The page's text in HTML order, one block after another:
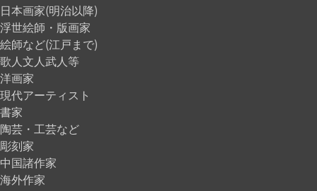
日本画家(明治以降)
浮世絵師・版画家
絵師など(江戸まで)
歌人文人武人等
洋画家
現代アーティスト
書家
陶芸・工芸など
彫刻家
中国諸作家
海外作家